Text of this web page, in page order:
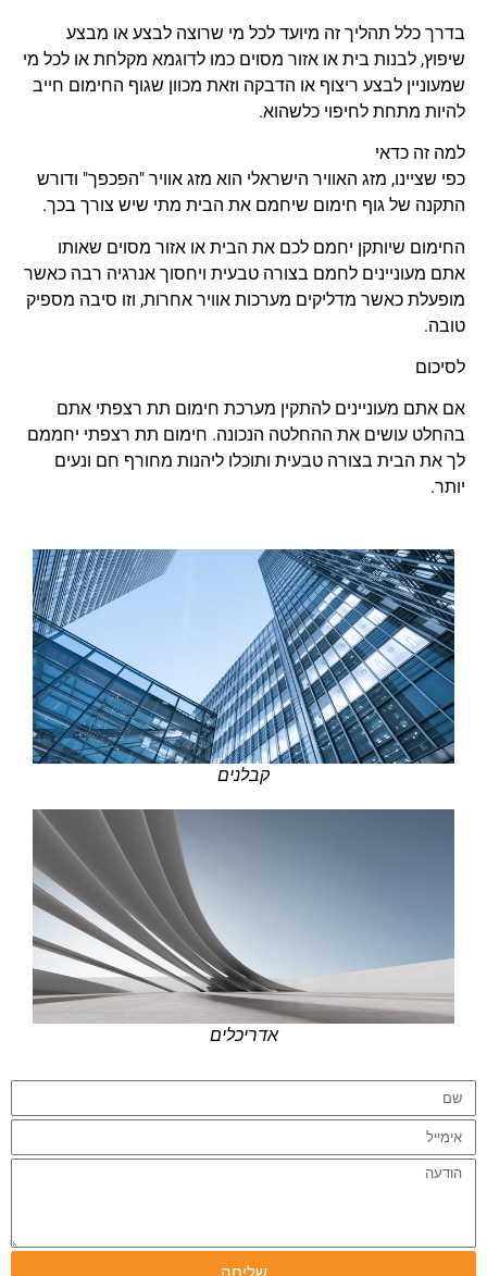
בדרך כלל תהליך זה מיועד לכל מי שרוצה לבצע או מבצע
שיפוץ, לבנות בית או אזור מסוים כמו לדוגמא מקלחת או לכל מי
שמעוניין לבצע ריצוף או הדבקה וזאת מכוון שגוף החימום חייב
להיות מתחת לחיפוי כלשהוא.
למה זה כדאי
כפי שציינו, מזג האוויר הישראלי הוא מזג אוויר "הפכפך" ודורש
התקנה של גוף חימום שיחמם את הבית מתי שיש צורך בכך.
החימום שיותקן יחמם לכם את הבית או אזור מסוים שאותו
אתם מעוניינים לחמם בצורה טבעית ויחסוך אנרגיה רבה כאשר
מופעלת כאשר מדליקים מערכות אוויר אחרות, וזו סיבה מספיק
טובה.
לסיכום
אם אתם מעוניינים להתקין מערכת חימום תת רצפתי אתם
בהחלט עושים את ההחלטה הנכונה. חימום תת רצפתי יחממם
לך את הבית בצורה טבעית ותוכלו ליהנות מחורף חם ונעים
יותר.
קבלנים
אדריכלים